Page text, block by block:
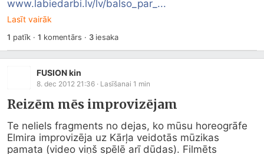
www.labiedarbi.lv/lv/balso_par_...
Lasīt vairāk
1 patīk ·1 komentārs · 3iesaka
FUSION kin
8. dec 2012 21:36 · Lasīšanai 1 min
Reizēm mēs improvizējam
Te neliels fragments no dejas, ko mūsu horeogrāfe
Elmira improvizēja uz Kārļa veidotās mūzikas
pamata (video viņš spēlē arī dūdas). Filmēts